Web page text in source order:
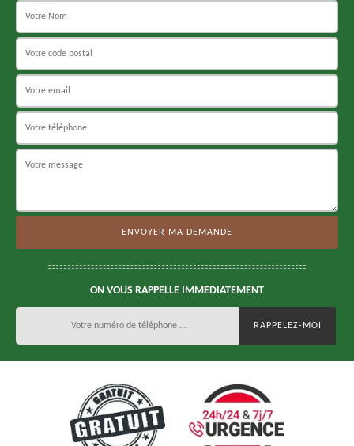
ON VOUS RAPPELLE IMMEDIATEMENT